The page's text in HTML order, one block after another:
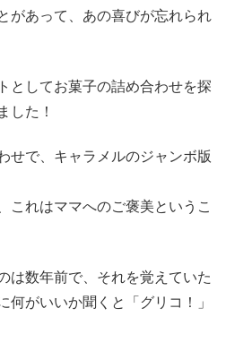
があって、あの喜びが忘れられ
としてお菓子の詰め合わせを探
した！
せで、キャラメルのジャンボ版
これはママへのご褒美というこ
は数年前で、それを覚えていた
何がいいか聞くと「グリコ！」